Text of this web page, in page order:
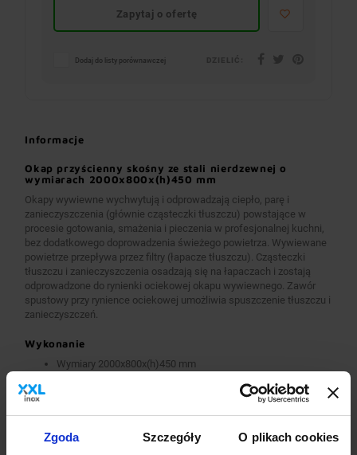
Zgoda Szczegóły O plikach cookies
Zapytaj o ofertę
Dodaj do listy porównawczej
Informacje
Okap przyścienny skośny ze stali nierdzewnej o
wymiarach 2000x800x(h)450 mm
Okapy wywiewne wychwytują i odprowadzają ciepło, parę i
zanieczyszczenia (głównie cząsteczki tłuszczu) powstające w
procesie gotowania, smażenia i pieczenia w profesjonalnej kuchni,
bez dodatkowego doprowadzenia świeżego powietrza. Wywiewane
powietrze przepływa przez filtry (łapacze tłuszczu). Cząsteczki
tłuszczu i zanieczyszczenia osadzają się na łapaczach i zostają
odprowadzone do rynienki ociekowej okapu wywiewnego. Zawór
spustowy przy rynience ociekowej umożliwia spuszczenie tłuszczu i
zanieczyszczeń.
Wykonanie
Wymiary 2000x800x(h)450 mm
Okapy wywiewne o wymiarach A>2600 mm wykonane są w
wersji łączonej (skręcanej) z dwóch lub więcej przelotowych
Okapy wyposażone są w system otworów i zawiesi